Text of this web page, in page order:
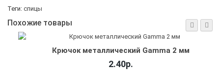
Теги: спицы
Похожие товары
Крючок металлический Gamma 2 мм
2.40р.